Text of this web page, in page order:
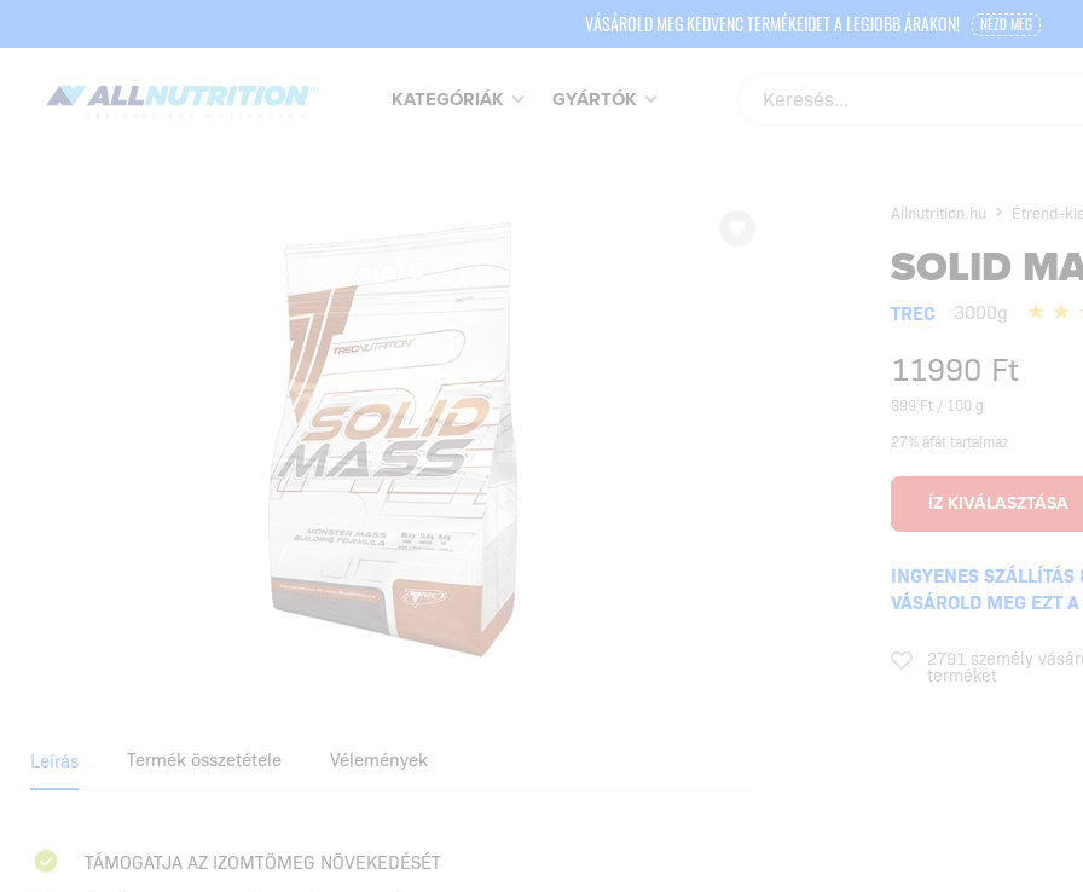
VÁSÁROLD MEG KEDVENC TERMÉKEIDET A LEGJOBB ÁRAKON! NÉZD MEG
KATEGÓRIÁK GYÁRTÓK
Allnutrition.hu Étrend-
SOLID
TREC 3000g
11990 Ft
399 Ft / 100 g
27% áfát tartalmaz
INGYENES
VÁSÁROLD MEG EZT
2791 személy
terméket
Leírás Termék összetétele Vélemények
TÁMOGATJA AZ IZOMTÖMEG NÖVEKEDÉSÉT